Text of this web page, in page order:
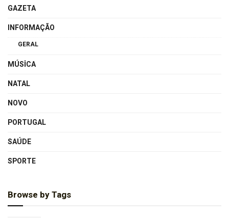
GAZETA
INFORMAÇÃO
GERAL
MÚSICA
NATAL
NOVO
PORTUGAL
SAÚDE
SPORTE
Browse by Tags